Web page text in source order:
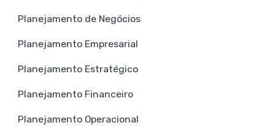
Planejamento de Negócios
Planejamento Empresarial
Planejamento Estratégico
Planejamento Financeiro
Planejamento Operacional